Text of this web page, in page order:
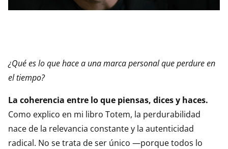
¿Qué es lo que hace a una marca personal que perdure en
el tiempo?
La coherencia entre lo que piensas, dices y haces.
Como explico en mi libro Totem, la perdurabilidad
nace de la relevancia constante y la autenticidad
radical. No se trata de ser único —porque todos lo